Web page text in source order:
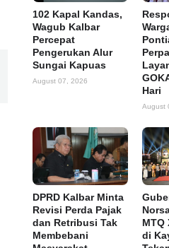
102 Kapal Kandas,
Wagub Kalbar
Percepat
Pengerukan Alur
Sungai Kapuas
August 07, 2026
Hari
August
DPRD Kalbar Minta
Revisi Perda Pajak
dan Retribusi Tak
Membebani
MTQ
di